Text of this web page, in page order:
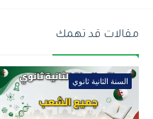
مقالات قد تهمك
السنة الثانية ثانوي